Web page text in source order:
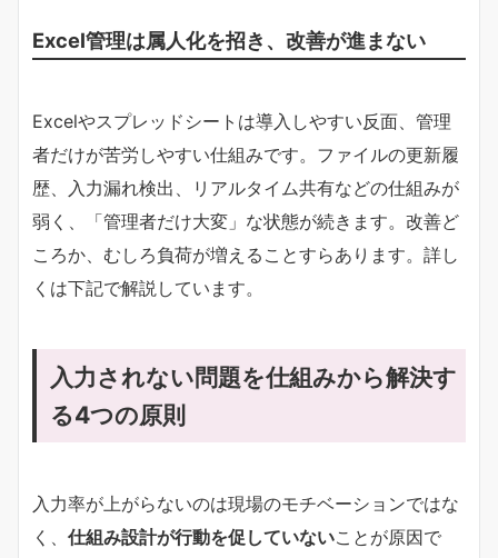
Excel管理は属人化を招き、改善が進まない
Excelやスプレッドシートは導入しやすい反面、管理
者だけが苦労しやすい仕組みです。ファイルの更新履
歴、入力漏れ検出、リアルタイム共有などの仕組みが
弱く、「管理者だけ大変」な状態が続きます。改善ど
ころか、むしろ負荷が増えることすらあります。詳し
くは下記で解説しています。
入力されない問題を仕組みから解決す
る4つの原則
入力率が上がらないのは現場のモチベーションではな
く、 仕組み設計が行動を促していないことが原因で